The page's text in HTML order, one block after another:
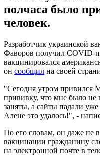
полчаса было
человек.
Разработчик украинской
Фаворов получил
вакцинировался
он сообщил на своей
"Сегодня утром привился
прививку, что мне было не
заняты, а сайты падали
Алене это удалось!", -
По его словам, он даже не
вакцинации гражданину
на электронной почте в